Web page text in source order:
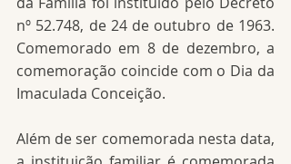
nº 52.748, de 24 de outubro de 1963.
Comemorado em 8 de dezembro, a
comemoração coincide com o Dia da
Imaculada Conceição.
Além de ser comemorada nesta data,